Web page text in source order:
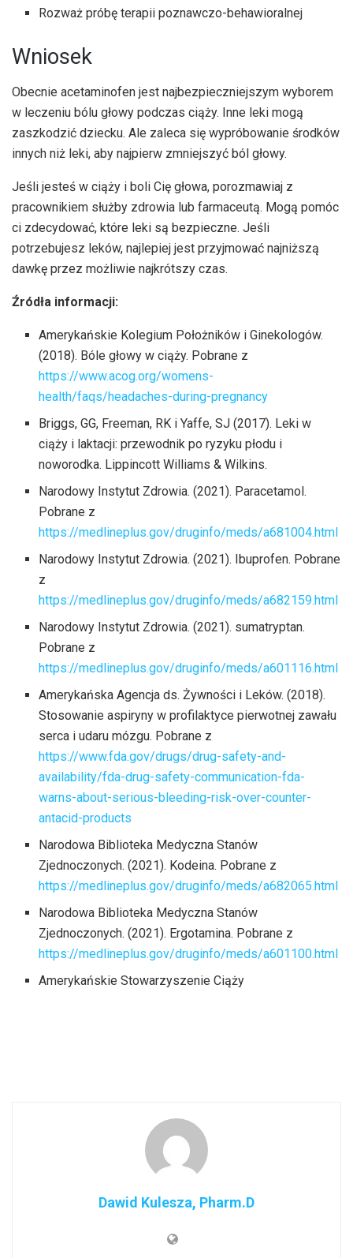
Rozważ próbę terapii poznawczo-behawioralnej
Wniosek
Obecnie acetaminofen jest najbezpieczniejszym wyborem
w leczeniu bólu głowy podczas ciąży. Inne leki mogą
zaszkodzić dziecku. Ale zaleca się wypróbowanie środków
innych niż leki, aby najpierw zmniejszyć ból głowy.
Jeśli jesteś w ciąży i boli Cię głowa, porozmawiaj z
pracownikiem służby zdrowia lub farmaceutą. Mogą pomóc
ci zdecydować, które leki są bezpieczne. Jeśli
potrzebujesz leków, najlepiej jest przyjmować najniższą
dawkę przez możliwie najkrótszy czas.
Źródła informacji:
Amerykańskie Kolegium Położników i Ginekologów.
(2018). Bóle głowy w ciąży. Pobrane z
https://www.acog.org/womens-
health/faqs/headaches-during-pregnancy
Briggs, GG, Freeman, RK i Yaffe, SJ (2017). Leki w
ciąży i laktacji: przewodnik po ryzyku płodu i
noworodka. Lippincott Williams & Wilkins.
Narodowy Instytut Zdrowia. (2021). Paracetamol.
Pobrane z
https://medlineplus.gov/druginfo/meds/a681004.html
Narodowy Instytut Zdrowia. (2021). Ibuprofen. Pobrane
z
https://medlineplus.gov/druginfo/meds/a682159.html
Narodowy Instytut Zdrowia. (2021). sumatryptan.
Pobrane z
https://medlineplus.gov/druginfo/meds/a601116.html
Amerykańska Agencja ds. Żywności i Leków. (2018).
Stosowanie aspiryny w profilaktyce pierwotnej zawału
serca i udaru mózgu. Pobrane z
https://www.fda.gov/drugs/drug-safety-and-
availability/fda-drug-safety-communication-fda-
warns-about-serious-bleeding-risk-over-counter-
antacid-products
Narodowa Biblioteka Medyczna Stanów
Zjednoczonych. (2021). Kodeina. Pobrane z
https://medlineplus.gov/druginfo/meds/a682065.html
Narodowa Biblioteka Medyczna Stanów
Zjednoczonych. (2021). Ergotamina. Pobrane z
https://medlineplus.gov/druginfo/meds/a601100.html
Amerykańskie Stowarzyszenie Ciąży
Dawid Kulesza, Pharm.D